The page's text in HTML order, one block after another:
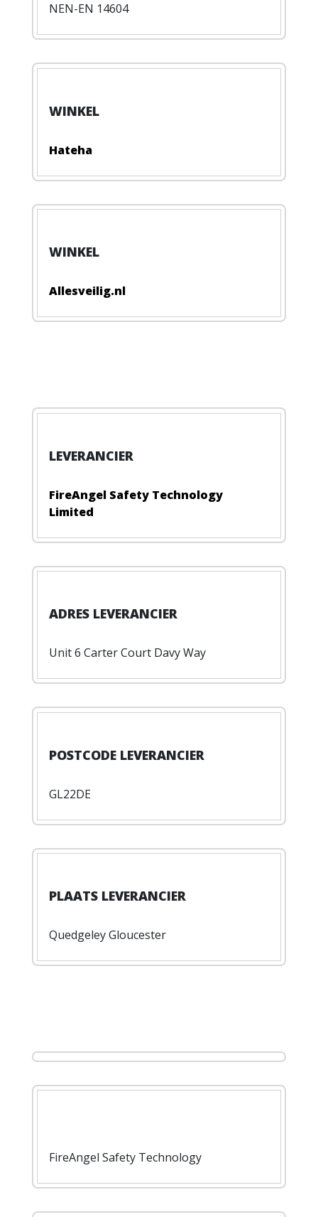
NEN-EN 14604
Hateha
Allesveilig.nl
FireAngel Safety Technology
Limited
Unit 6 Carter Court Davy Way
GL22DE
Quedgeley Gloucester
FireAngel Safety Technology